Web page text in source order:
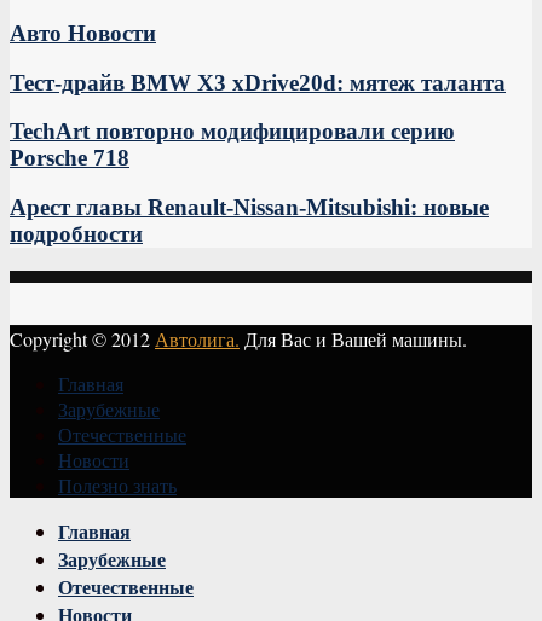
Авто Новости
Тест-драйв BMW X3 xDrive20d: мятеж таланта
TechArt повторно модифицировали серию
Porsche 718
Арест главы Renault-Nissan-Mitsubishi: новые
подробности
Copyright © 2012 Автолига. Для Вас и Вашей машины.
Главная
Зарубежные
Отечественные
Новости
Полезно знать
Главная
Зарубежные
Отечественные
Новости